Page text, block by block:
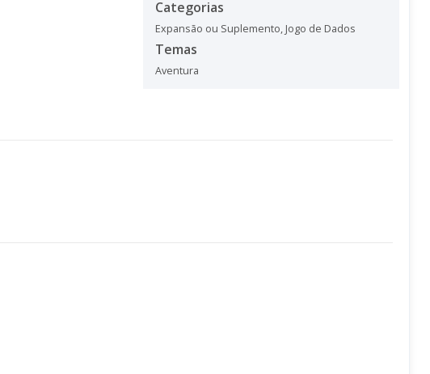
Categorias
Expansão ou Suplemento, Jogo de Dados
Temas
Aventura